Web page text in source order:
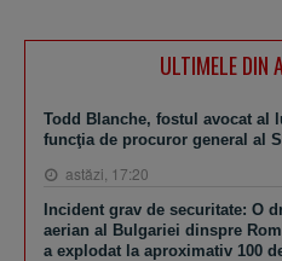
ULTIMELE DIN
Todd Blanche, fostul avocat al
funcţia de procuror general al
astăzi, 17:20
Incident grav de securitate: O
aerian al Bulgariei dinspre
a explodat la aproximativ 100